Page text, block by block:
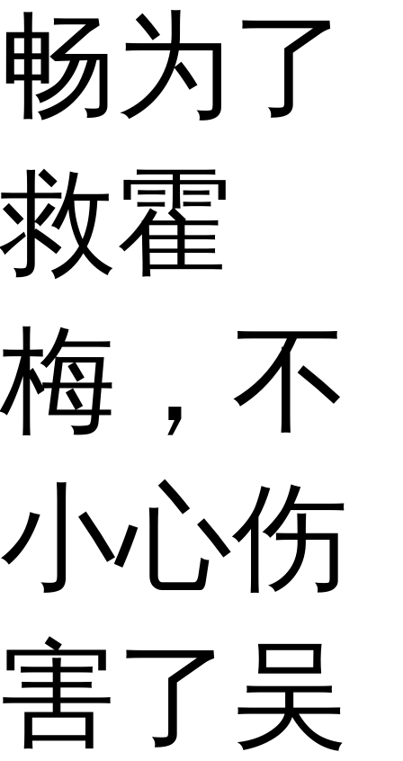
畅为了
救霍
梅，不
小心伤
害了吴